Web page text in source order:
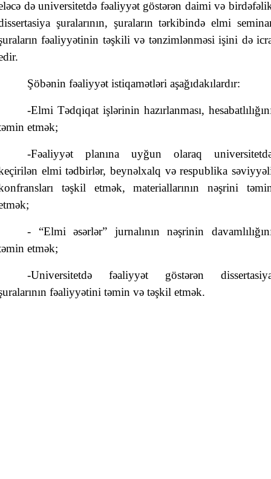
də universitetdə fəaliyyət göstərən daimi və
şuralarının, şuraların tərkibində elmi
fəaliyyətinin təşkili və tənzimlənməsi işini də
Şöbənin fəaliyyət istiqamətləri aşağıdakılardır:
-Elmi Tədqiqat işlərinin hazırlanması,
etmək;
-Fəaliyyət planına uyğun olaraq
elmi tədbirlər, beynəlxalq və respublika
təşkil etmək, materiallarının nəşrini
- “Elmi əsərlər” jurnalının nəşrinin
etmək;
-Universitetdə fəaliyyət göstərən
fəaliyyətini təmin və təşkil etmək.